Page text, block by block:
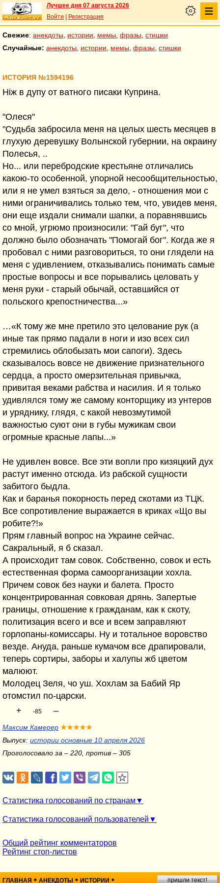
Лучшее дня 07 августа 2026
Войти
Регистрация
Свежие: анекдоты истории мемы фразы стишки
Случайные: анекдоты истории мемы фразы стишки
ИСТОРИЯ №1594196
Нiж в дупу от ватного писаки Куприна.
"Олеся"
"Судьба забросила меня на целых шесть месяцев в
глухую деревушку Волынской губернии, на окраину
Полесья, ..
Но... или перебродские крестьяне отличались
какою-то особенной, упорной несообщительностью,
или я не умел взяться за дело, - отношения мои с
ними ограничивались только тем, что, увидев меня,
они еще издали снимали шапки, а поравнявшись
со мной, угрюмо произносили: "Гай буг", что
должно было обозначать "Помогай бог". Когда же я
пробовал с ними разговориться, то они глядели на
меня с удивлением, отказывались понимать самые
простые вопросы и все порывались целовать у
меня руки - старый обычай, оставшийся от
польского крепостничества...»
…«К тому же мне претило это целование рук (а
иные так прямо падали в ноги и изо всех сил
стремились облобызать мои сапоги). Здесь
сказывалось вовсе не движение признательного
сердца, а просто омерзительная привычка,
привитая веками рабства и насилия. И я только
удивлялся тому же самому конторщику из унтеров
и уряднику, глядя, с какой невозмутимой
важностью суют они в губы мужикам свои
огромные красные лапы...»
Не удивлен вовсе. Все эти вопли про кизяцкий дух
растут именно отсюда. Из рабской сущности
забитого быдла.
Как и баранья покорность перед скотами из ТЦК.
Все сопротивление выражается в криках «Що вы
робите?!»
Прям главный вопрос на Украине сейчас.
Сакральный, я б сказал.
А происходит там совок. Собственно, совок и есть
естественная форма самоорганизации хохла.
Причем совок без науки и балета. Просто
концентрированная совковая дрянь. Запертые
границы, отношение к гражданам, как к скоту,
политизация всего и все и всем заправляют
горлопаны-комиссары. Ну и тотальное воровство
везде. Ануда, раньше кумачом все драпировали,
теперь сортиры, заборы и халупы жб цветом
малюют.
Молодец Зеля, чо уш. Хохлам за Бабий Яр
отомстил по-царски.
+
-85 –
Максим Камерер ★★★★★
Выпуск: истории основные 10 апреля 2026
Проголосовало за – 220, против – 305
Статистика голосований по странам
Статистика голосований пользователей
Общий рейтинг комментаторов
Рейтинг стоп-листов
ГЛАВНАЯ • АНЕКДОТЫ • ИСТОРИИ • пришли текст!